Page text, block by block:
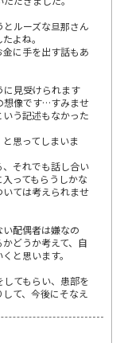
ルーズな旦那さん
よね。
に手を出す話もあ
に見受けられます
想像です…すみませ
う記述もなかった
思ってしまいま
それでも話し合い
ってもらうしかな
ては考えられませ
配偶者は嫌なの
どうか考えて、自
と思います。
てもらい、患部を
て、今後にそなえ